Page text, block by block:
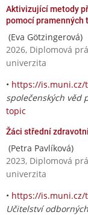
Aktivizující metody
pomocí pramenných
(Eva Götzingerová)
2026, Diplomová
univerzita
• https://is.muni.cz/
společenských věd
topic
Žáci střední
(Petra Pavlíková)
2023, Diplomová
univerzita
• https://is.muni.cz/
Učitelství